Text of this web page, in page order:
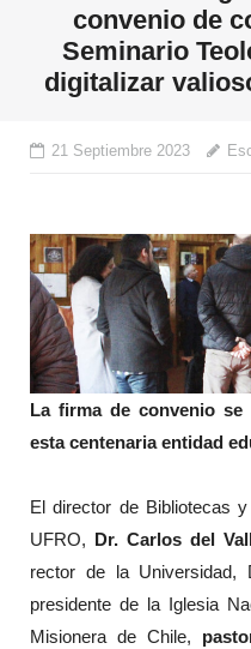
convenio de
Seminario
digitalizar
21 Septiembre 2023
La firma de convenio
esta centenaria entidad
El director de Bibliotecas
UFRO, Dr. Carlos del
rector de la
presidente de la Iglesia
Misionera de Chile,